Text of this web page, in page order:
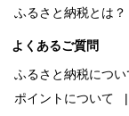
ふるさと納税とは？
よくあるご質問
ふるさと納税につい
ポイントについて